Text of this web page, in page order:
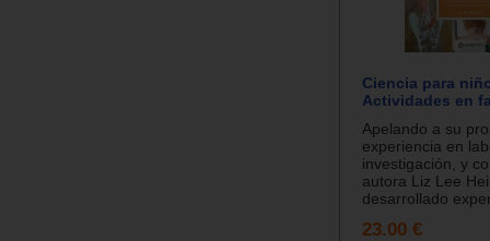
Ciencia para
Actividades en
Apelando a su
experiencia en
investigación, y
autora Liz Lee
desarrollado
23.00 €